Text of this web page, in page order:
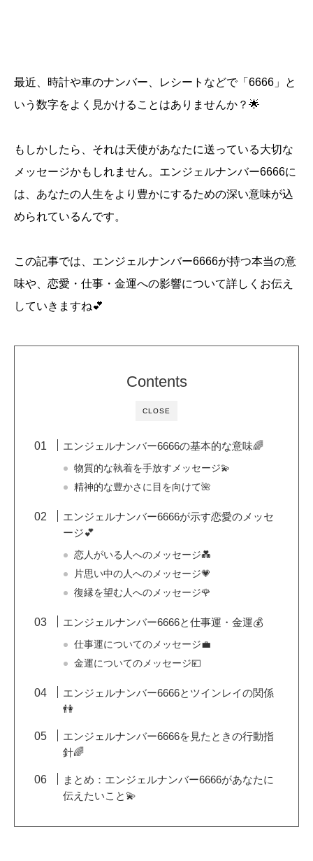
最近、時計や車のナンバー、レシートなどで「6666」と
いう数字をよく見かけることはありませんか？🌟
もしかしたら、それは天使があなたに送っている大切な
メッセージかもしれません。エンジェルナンバー6666に
は、あなたの人生をより豊かにするための深い意味が込
められているんです。
この記事では、エンジェルナンバー6666が持つ本当の意
味や、恋愛・仕事・金運への影響について詳しくお伝え
していきますね💕
CLOSE
Contents
エンジェルナンバー6666の基本的な意味🌈
物質的な執着を手放すメッセージ💫
精神的な豊かさに目を向けて🌺
エンジェルナンバー6666が示す恋愛のメッセ
ージ💕
恋人がいる人へのメッセージ💑
片思い中の人へのメッセージ💗
復縁を望む人へのメッセージ🌹
エンジェルナンバー6666と仕事運・金運💰
仕事運についてのメッセージ💼
金運についてのメッセージ💴
エンジェルナンバー6666とツインレイの関係
👫
エンジェルナンバー6666を見たときの行動指
針🌈
まとめ：エンジェルナンバー6666があなたに
伝えたいこと💫